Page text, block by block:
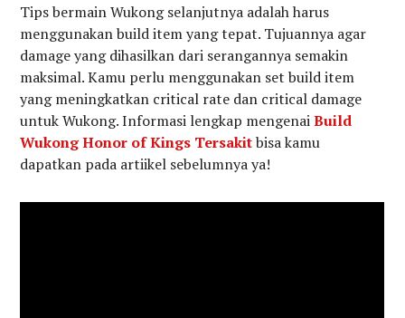
Tips bermain Wukong selanjutnya adalah harus
menggunakan build item yang tepat. Tujuannya agar
damage yang dihasilkan dari serangannya semakin
maksimal. Kamu perlu menggunakan set build item
yang meningkatkan critical rate dan critical damage
untuk Wukong. Informasi lengkap mengenaiBuild
Wukong Honor of Kings Tersakitbisa kamu
dapatkan pada artiikel sebelumnya ya!